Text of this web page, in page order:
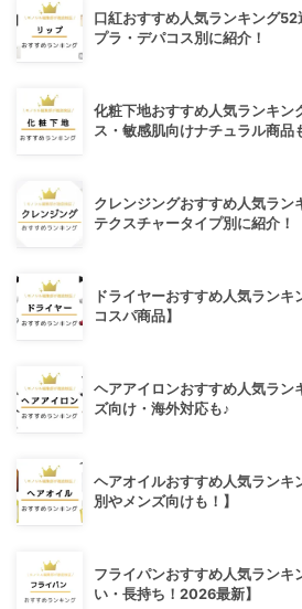
口紅おすすめ人気ランキング
プラ・デパコス別に紹介！
化粧下地おすすめ人気ランキン
ス・敏感肌向けナチュラル商品
クレンジングおすすめ人気ラン
テクスチャータイプ別に紹介！
ドライヤーおすすめ人気ランキ
コスパ商品】
ヘアアイロンおすすめ人気ラン
ズ向け・海外対応も♪
ヘアオイルおすすめ人気ランキ
別やメンズ向けも！】
フライパンおすすめ人気ランキ
い・長持ち！2026最新】